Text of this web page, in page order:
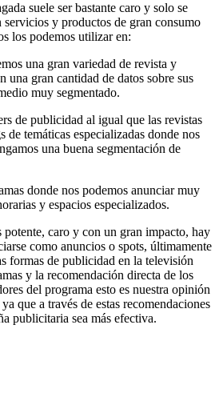
suele ser bastante caro y solo se
servicios y productos de gran consumo
los podemos utilizar en:
una gran variedad de revista y
una gran cantidad de datos sobre sus
muy segmentado.
de publicidad al igual que las revistas
de temáticas especializadas donde nos
una buena segmentación de
donde nos podemos anunciar muy
y espacios especializados.
potente, caro y con un gran impacto, hay
como anuncios o spots, últimamente
formas de publicidad en la televisión
y la recomendación directa de los
del programa esto es nuestra opinión
ya que a través de estas recomendaciones
publicitaria sea más efectiva.